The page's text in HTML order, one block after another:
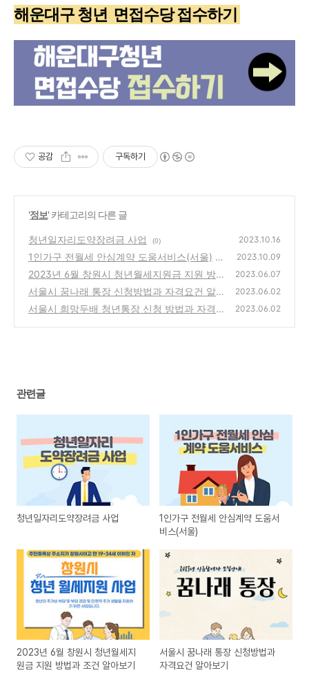
해운대구 청년 면접수당 접수하기
공감 구독하기
'정보' 카테고리의 다른 글
청년일자리도약장려금 사업 (0) 2023.10.16
1인가구 전월세 안심계약 도움서비스(서울)
(0)
2023.10.09
2023년 6월 창원시 청년월세지원금 지원 방법
과 조건 알아보기
(0)
2023.06.07
서울시 꿈나래 통장 신청방법과 자격요건 알아
보기
(0)
2023.06.02
서울시 희망두배 청년통장 신청 방법과 자격
2023.06.02
관련글
청년일자리도약장려금 사업
1인가구 전월세 안심계약 도움서
비스(서울)
2023년 6월 창원시 청년월세지
원금 지원 방법과 조건 알아보기
서울시 꿈나래 통장 신청방법과
자격요건 알아보기